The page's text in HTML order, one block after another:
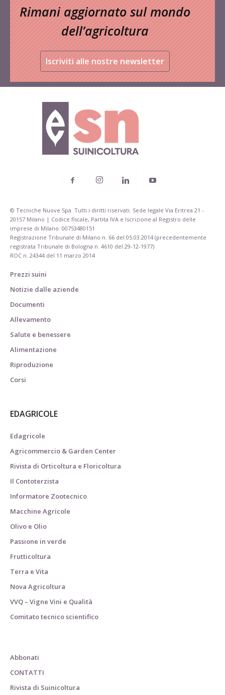
Rimani aggiornato sul mondo
dell’agricoltura
Iscriviti alle nostre newsletter
© Tecniche Nuove Spa. Tutti i diritti riservati. Sede legale Via Eritrea 21 -
20157 Milano | Codice fiscale, Partita IVA e Iscrizione al Registro delle
imprese di Milano: 00753480151
Registrazione Tribunale di Milano n. 66 del 05.03.2014 (precedentemente
registrata Tribunale di Bologna n. 4610 del 29-12-1977)
ROC n. 24344 del 11 marzo 2014
Prezzi suini
Notizie dalle aziende
Documenti
Allevamento
Salute e benessere
Alimentazione
Riproduzione
Corsi
EDAGRICOLE
Edagricole
Agricommercio & Garden Center
Rivista di Orticoltura e Floricoltura
Il Contoterzista
Informatore Zootecnico
Macchine Agricole
Olivo e Olio
Passione in verde
Frutticoltura
Terra e Vita
Nova Agricoltura
VVQ – Vigne Vini e Qualità
Comitato tecnico scientifico
Abbonati
CONTATTI
Rivista di Suinicoltura